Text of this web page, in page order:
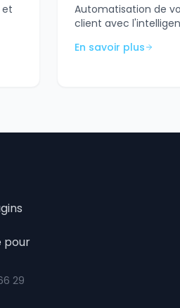
et
Automatisation de
client avec
En savoir plus
pour
29